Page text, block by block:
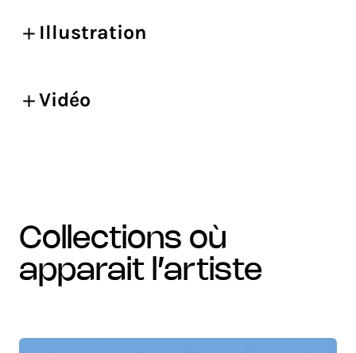
Illustration
Vidéo
collections où
apparait l’artiste